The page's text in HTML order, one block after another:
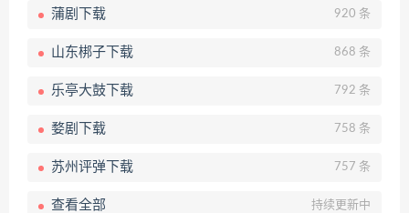
蒲剧下载 920 条
山东梆子下载 868 条
乐亭大鼓下载 792 条
婺剧下载 758 条
苏州评弹下载 757 条
查看全部 持续更新中